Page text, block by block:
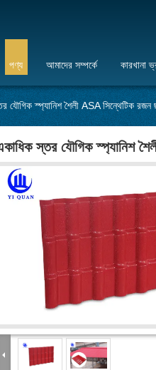
পণ্য আমাদের সম্পর্কে কারখানা
যৌগিক স্প্যানিশ শৈলী ASA সিন্থেটিক
স্তর যৌগিক স্প্যানিশ